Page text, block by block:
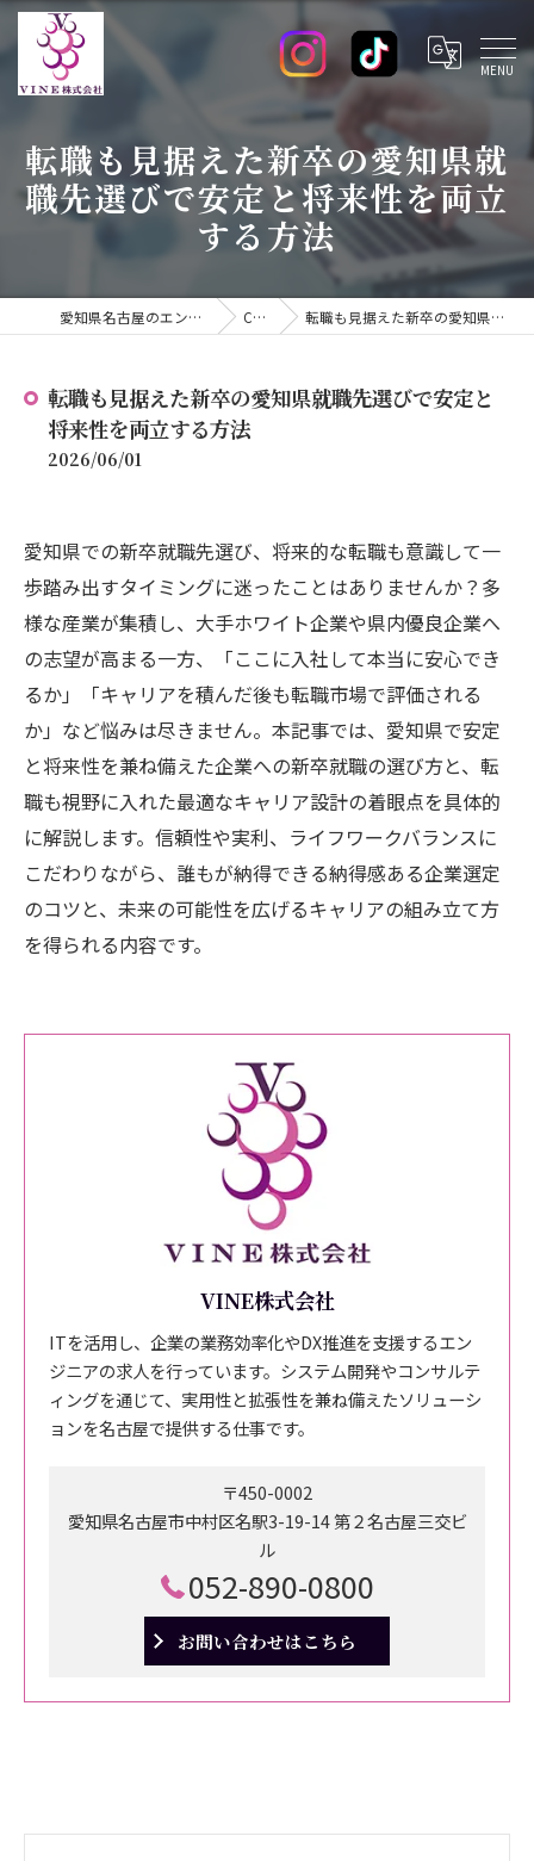
転職も見据えた新卒の愛知県就
職先選びで安定と将来性を両立
する方法
愛知県名古屋のエンジニアの求人ならVINE株式会社 COLUMN 転職も見据えた新卒の愛知県就職先選びで安定と将来性を両立する方法
転職も見据えた新卒の愛知県就職先選びで安定と
将来性を両立する方法
2026/06/01
愛知県での新卒就職先選び、将来的な転職も意識して一
歩踏み出すタイミングに迷ったことはありませんか？多
様な産業が集積し、大手ホワイト企業や県内優良企業へ
の志望が高まる一方、「ここに入社して本当に安心でき
るか」「キャリアを積んだ後も転職市場で評価される
か」など悩みは尽きません。本記事では、愛知県で安定
と将来性を兼ね備えた企業への新卒就職の選び方と、転
職も視野に入れた最適なキャリア設計の着眼点を具体的
に解説します。信頼性や実利、ライフワークバランスに
こだわりながら、誰もが納得できる納得感ある企業選定
のコツと、未来の可能性を広げるキャリアの組み立て方
を得られる内容です。
VINE株式会社
ITを活用し、企業の業務効率化やDX推進を支援するエン
ジニアの求人を行っています。システム開発やコンサルテ
ィングを通じて、実用性と拡張性を兼ね備えたソリューシ
ョンを名古屋で提供する仕事です。
〒450-0002
愛知県名古屋市中村区名駅3-19-14 第２名古屋三交ビ
ル
052-890-0800
お問い合わせはこちら